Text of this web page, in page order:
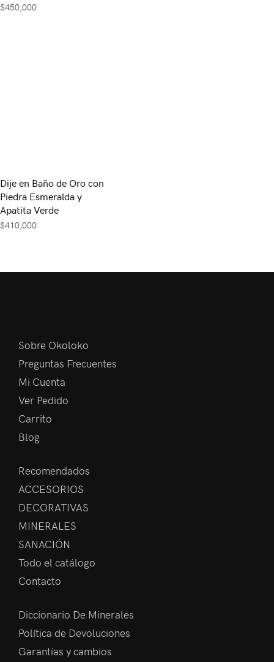
$450,000
Dije en Baño de Oro con
Piedra Esmeralda y
Apatita Verde
$410,000
Sobre Okoloko
Preguntas Frecuentes
Mi Cuenta
Ver Pedido
Carrito
Blog
Recomendados
ACCESORIOS
DECORATIVAS
MINERALES
SANACIÓN
Todo el catálogo
Contacto
Diccionario De Minerales
Política de Devoluciones
Garantías y cambios